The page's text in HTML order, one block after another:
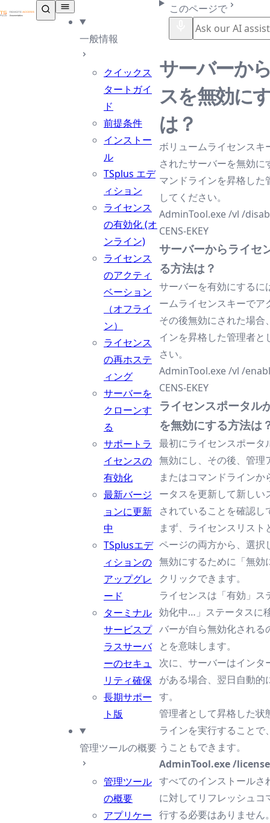
TSplus ドキュメンテーション ®
一般情報
クイックス
タートガイ
ド
前提条件
インストー
ル
TSplus エデ
ィション
ライセンス
の有効化 (オ
ンライン)
ライセンス
のアクティ
ベーション
（オフライ
ン）
ライセンス
の再ホステ
ィング
サーバーを
クローンす
る
サポートラ
イセンスの
有効化
最新バージ
ョンに更新
中
TSplusエデ
ィションの
アップグレ
ード
ターミナル
サービスプ
ラスサーバ
ーのセキュ
リティ確保
長期サポー
ト版
管理ツールの概要
管理ツール
の概要
アプリケー
このページで
サーバーか
スを無効に
は？
ボリュームライセンスキ
されたサーバーを無効に
マンドラインを昇格した
してください。
AdminTool.exe /vl /
CENS-EKEY
サーバーからライセ
る方法は？
サーバーを有効にするに
ームライセンスキーでア
その後無効にされた場合
インを昇格した管理者と
さい。
AdminTool.exe /vl /
CENS-EKEY
ライセンスポータル
を無効にする方法は
最初にライセンスポータ
無効にし、その後、管理
またはコマンドラインか
ータスを更新して新しい
されていることを確認し
まず、ライセンスリスト
ページの両方から、選択
無効にするために「無効
クリックできます。
ライセンスは「有効」ス
効化中…」ステータスに
バーが自ら無効化される
とを意味します。
次に、サーバーはインタ
がある場合、翌日自動的
す。
管理者として昇格した状
ラインを実行することで
うこともできます。
AdminTool.exe /
すべてのインストールさ
に対してリフレッシュコ
行する必要はありません